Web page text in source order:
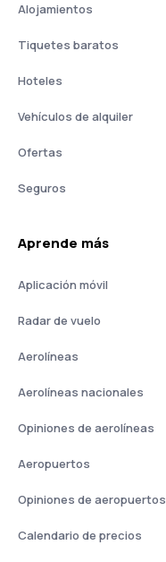
Alojamientos
Tiquetes baratos
Hoteles
Vehículos de alquiler
Ofertas
Seguros
Aprende más
Aplicación móvil
Radar de vuelo
Aerolíneas
Aerolíneas nacionales
Opiniones de aerolíneas
Aeropuertos
Opiniones de aeropuertos
Calendario de precios